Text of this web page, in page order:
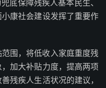
底保障残疾人基本民生、
康社会建设发挥了重要作
围，将低收入家庭重度残
加大补贴力度，提高两项
残疾人生活状况的建议，